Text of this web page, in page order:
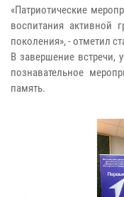
«Патриотические
воспитания активной
поколения», - отметил
В завершение встречи,
познавательное
память.